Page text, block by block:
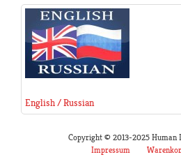
English / Russian
Copyright © 2013-2025 Human
Impressum